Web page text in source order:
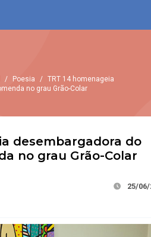
/ Poesia / TRT 14 homenageia
no grau Grão-Colar
desembargadora do
no grau Grão-Colar
25/06/